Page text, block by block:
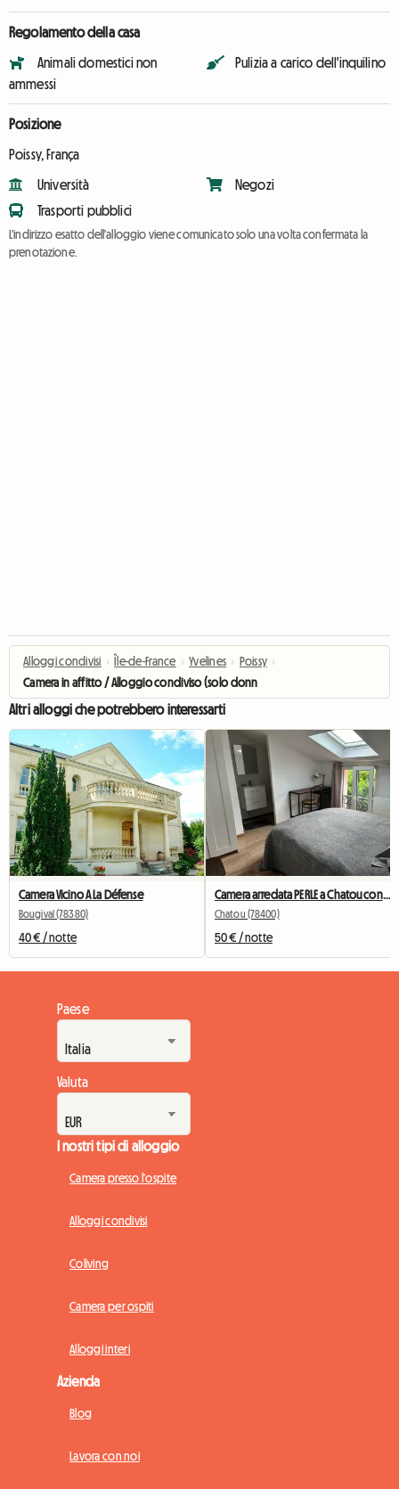
Regolamento della casa
Animali domestici non
ammessi
Pulizia a carico dell'inquilino
Posizione
Poissy, França
Università
Trasporti pubblici
Negozi
L'indirizzo esatto dell'alloggio viene comunicato solo una volta confermata la
prenotazione.
Alloggi condivisi › Île-de-France › Yvelines › Poissy ›
Camera in affitto / Alloggio condiviso (solo donne) F4 a Poissy
Altri alloggi che potrebbero interessarti
Camera Vicino A La Défense
Bougival (78380)
40 € / notte
Camera arredata PERLE a Chatou con bagno privato
Chatou (78400)
50 € / notte
Paese
Valuta
I nostri tipi di alloggio
Camera presso l'ospite
Alloggi condivisi
Coliving
Camera per ospiti
Alloggi interi
Azienda
Blog
Lavora con noi